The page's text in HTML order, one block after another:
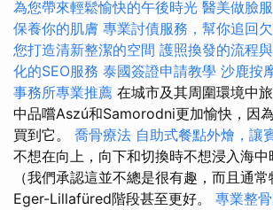
為您帶來輕鬆愉快的午後時光 醫美做臉
保養你的肌膚 專業討債服務，幫你追回
您打造清新整潔的空間 護照換發的流程
化的SEO服務 泰國簽證申請教學 沙鹿按
事務所專業推薦 在城市及其周圍環境中
中品嚐Aszú和Samorodni更加愉快，因
買到它。 喬骨療法 自助式餐點外燴，讓
不想在向上，向下和切換時不想浸入海
（我們承認這並不總是很有趣，而且通常
Eger-Lillafüred階段甚至更好。 專業整